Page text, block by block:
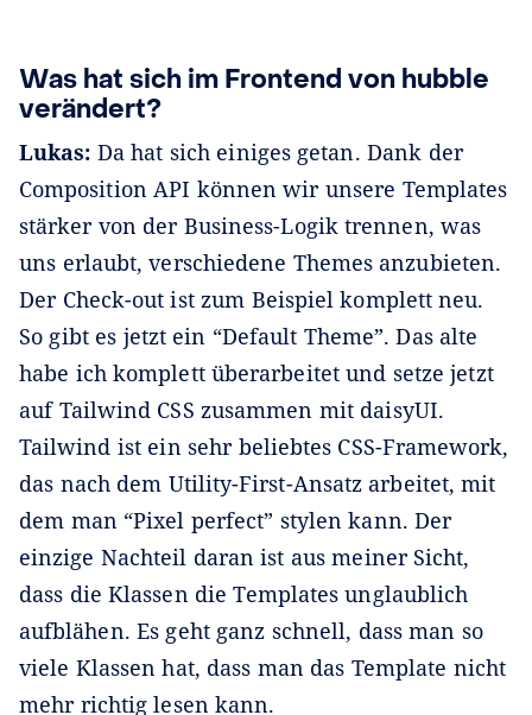
Was hat sich im Frontend von hubble
verändert?
Lukas: Da hat sich einiges getan. Dank der
Composition API können wir unsere Templates
stärker von der Business-Logik trennen, was
uns erlaubt, verschiedene Themes anzubieten.
Der Check-out ist zum Beispiel komplett neu.
So gibt es jetzt ein “Default Theme”. Das alte
habe ich komplett überarbeitet und setze jetzt
auf Tailwind CSS zusammen mit daisyUI.
Tailwind ist ein sehr beliebtes CSS-Framework,
das nach dem Utility-First-Ansatz arbeitet, mit
dem man “Pixel perfect” stylen kann. Der
einzige Nachteil daran ist aus meiner Sicht,
dass die Klassen die Templates unglaublich
aufblähen. Es geht ganz schnell, dass man so
viele Klassen hat, dass man das Template nicht
mehr richtig lesen kann.